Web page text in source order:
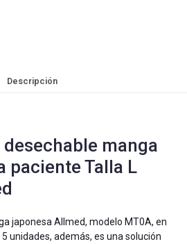
Descripción
manga
paciente Talla L
japonesa Allmed, modelo MT0A, en
unidades, además, es una solución